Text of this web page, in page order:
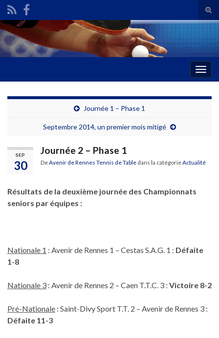
Search for:
Journée 1 – Phase 1
Septembre 2014, un premier mois mitigé
SEP
30
Journée 2 – Phase 1
DeAvenir de Rennes Tennis de Table dans la catégorieActualité
Résultats de la deuxième journée des Championnats
seniors par équipes :
Nationale 1 : Avenir de Rennes 1 – Cestas S.A.G. 1 : Défaite
1-8
Nationale 3 : Avenir de Rennes 2 – Caen T.T.C. 3 : Victoire 8-2
Pré-Nationale : Saint-Divy Sport T.T. 2 – Avenir de Rennes 3 :
Défaite 11-3